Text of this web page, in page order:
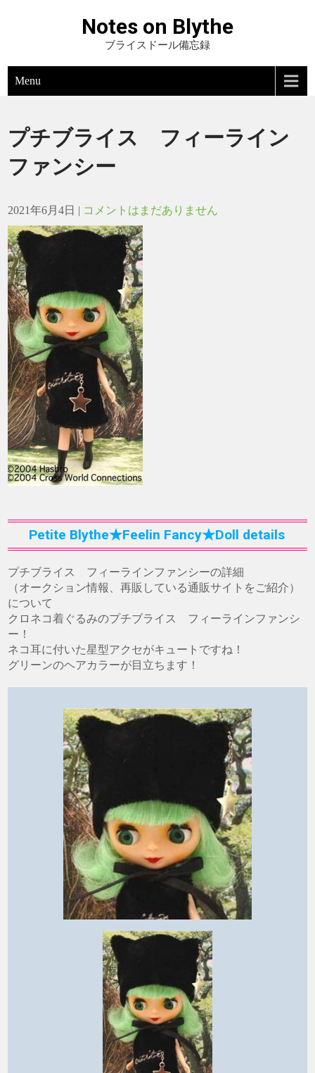
Notes on Blythe
ブライスドール備忘録
Menu
プチブライス フィーライン
ファンシー
2021年6月4日 | コメントはまだありません
Petite Blythe★Feelin Fancy★Doll details
プチブライス フィーラインファンシーの詳細
（オークション情報、再販している通販サイトをご紹介）
について
クロネコ着ぐるみのプチブライス フィーラインファンシ
ー！
ネコ耳に付いた星型アクセがキュートですね！
グリーンのヘアカラーが目立ちます！